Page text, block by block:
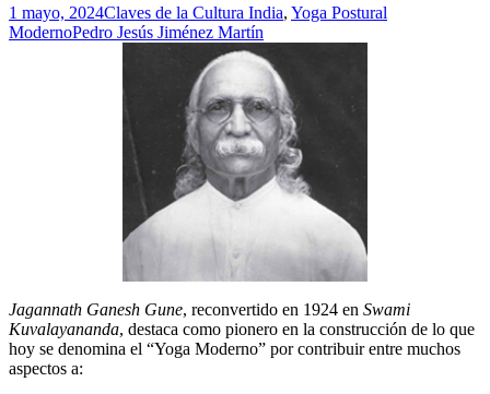
1 mayo, 2024Claves de la Cultura India, Yoga Postural
ModernoPedro Jesús Jiménez Martín
Jagannath Ganesh Gune, reconvertido en 1924 en Swami
Kuvalayananda, destaca como pionero en la construcción de lo que
hoy se denomina el “Yoga Moderno” por contribuir entre muchos
aspectos a: